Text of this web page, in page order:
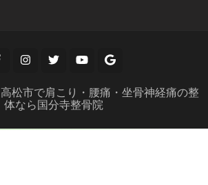
高松市で肩こり・腰痛・坐骨神経痛の整
体なら国分寺整骨院